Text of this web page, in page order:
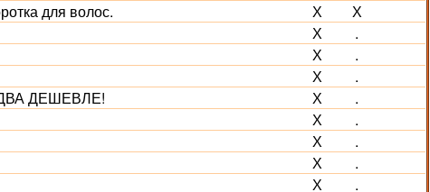
для волос. Х
Х
Х
.
Х
.
Х
.
ДВА ДЕШЕВЛЕ! Х
.
Х
.
Х
.
Х
.
Х
.